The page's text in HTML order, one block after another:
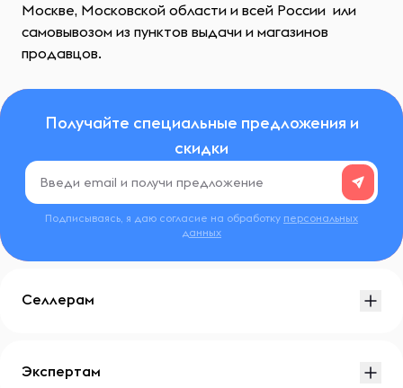
Москве, Московской области и всей России или
самовывозом из пунктов выдачи и магазинов
продавцов.
Получайте специальные предложения и
скидки
Подписываясь, я даю согласие на обработку персональных
данных
Селлерам
Экспертам